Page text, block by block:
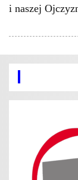
i naszej